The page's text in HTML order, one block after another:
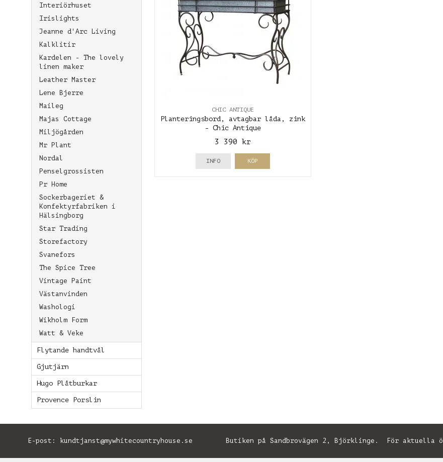
Interiörhuset
Irislights
Jeanne d'Arc Living
Kalklitir
Kardelen - The lovely
linen maker
Leather Master
Lene Bjerre
Maileg
Majas Cottage
Miljögården
Mr Plant
Nordal
Penselgrossisten
Pr Home
Sockerbageriet &
Konfektyrfabriken i
Hälsingborg
Star Trading
Storefactory
Svanefors
The Spice Tree
Vintage Paint
Västanvinden
Washologi
Wikholm Form
Watt & Veke
Flytande handtvål
Gjutjärn
Hugo Plåtburkar
Provence Porslin
CHIC ANTIQUE
Planteringsbord, avtagbar låda, zink
- Chic Antique
3 390 kr
INFO KÖP
E-post: kundtjanst@mywhitecountryhouse.se Butiken på Sandbrovägen 2, Björklinge. För aktuella